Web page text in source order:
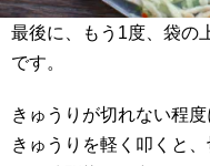
最後に、もう1度、袋の
です。
きゅうりが切れない程
きゅうりを軽く叩くと